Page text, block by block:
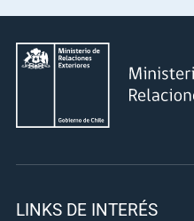
LINKS DE INTERÉS